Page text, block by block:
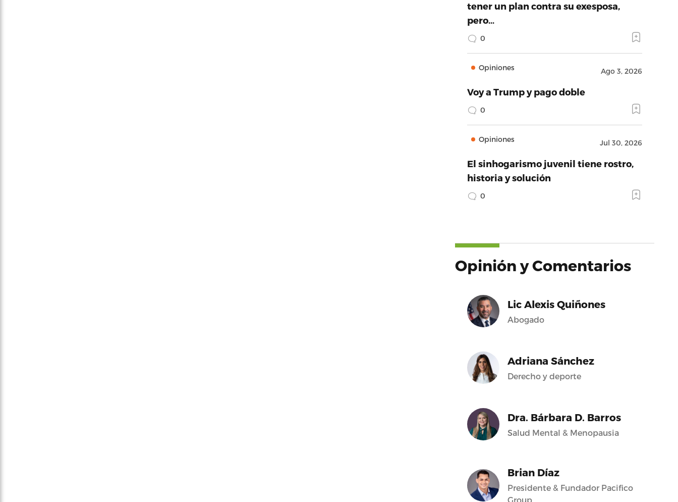
tener un plan contra su exesposa,
pero…
0
Opiniones Ago 3, 2026
Voy a Trump y pago doble
0
Opiniones Jul 30, 2026
El sinhogarismo juvenil tiene rostro,
historia y solución
0
Opinión y Comentarios
Lic Alexis Quiñones
Abogado
Adriana Sánchez
Derecho y deporte
Dra. Bárbara D. Barros
Salud Mental & Menopausia
Brian Díaz
Presidente & Fundador Pacifico
Group